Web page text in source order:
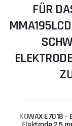
FÜR
KOWAX E7018 –